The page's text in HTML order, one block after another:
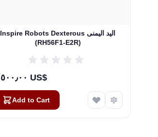
Inspire Robots Dexterous اليد اليمنى
(RH56F1-E2R)
٤٬٥٠٠٫٠٠ US$
Add to Cart